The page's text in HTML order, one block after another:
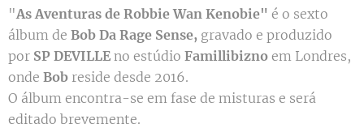
"As Aventuras de Robbie Wan Kenobie" é o sexto
álbum de Bob Da Rage Sense, gravado e produzido
por SP DEVILLE no estúdio Famillibizno em Londres,
onde Bob reside desde 2016.
O álbum encontra-se em fase de misturas e será
editado brevemente.